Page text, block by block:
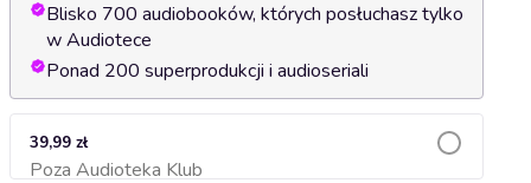
Blisko 700 audiobooków, których posłuchasz tylko
w Audiotece
Ponad 200 superprodukcji i audioseriali
39,99 zł
Poza Audioteka KlubDodaj do koszyka